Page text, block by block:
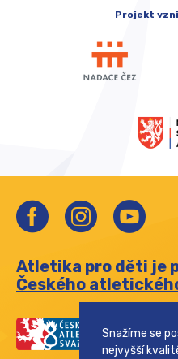
Projekt
Atletika pro děti je
Českého
Snažíme se
nejvyšší